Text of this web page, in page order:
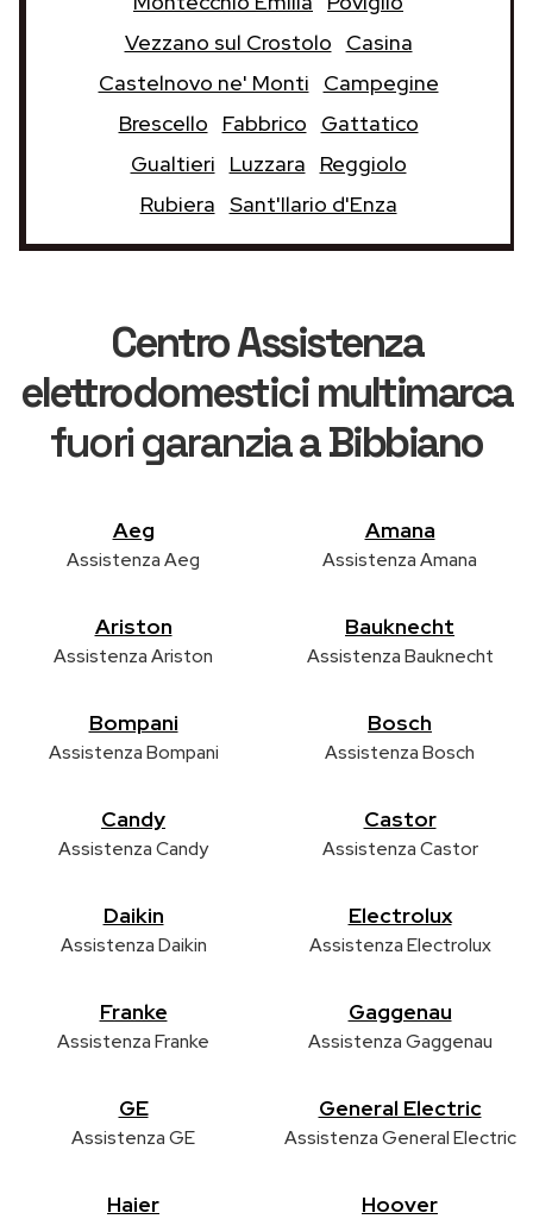
Vezzano sul Crostolo
Casina
Castelnovo ne' Monti
Campegine
Brescello
Fabbrico
Gattatico
Gualtieri
Luzzara
Reggiolo
Rubiera Sant'Ilario d'Enza
Centro Assistenza
elettrodomestici multimarca
fuori garanziaa Bibbiano
Aeg
Assistenza Aeg
Amana
Assistenza Amana
Ariston
Assistenza Ariston
Bauknecht
Assistenza Bauknecht
Bompani
Assistenza Bompani
Bosch
Assistenza Bosch
Candy
Assistenza Candy
Castor
Assistenza Castor
Daikin
Assistenza Daikin
Electrolux
Assistenza Electrolux
Franke
Assistenza Franke
Gaggenau
Assistenza Gaggenau
GE
Assistenza GE
General Electric
Assistenza General Electric
Haier Hoover